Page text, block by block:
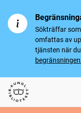
Sökträffar
omfattas av
tjänsten när
Svenska tidningar